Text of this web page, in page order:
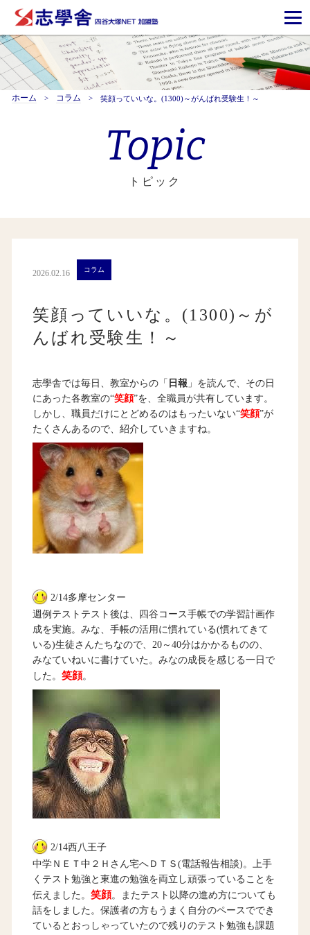
ホーム コラム 笑顔っていいな。(1300)～がんばれ受験生！～
Topic
トピック
2026.02.16 コラム
笑顔っていいな。(1300)～が
んばれ受験生！～
志學舎では毎日、教室からの「 日報 」を読んで、その日
にあった各教室の“笑顔”を、全職員が共有しています。
しかし、職員だけにとどめるのはもったいない“笑顔”が
たくさんあるので、紹介していきますね。
2/14多摩センター
週例テストテスト後は、四谷コース手帳での学習計画作
成を実施。みな、手帳の活用に慣れている(慣れてきて
いる)生徒さんたちなので、20～40分はかかるものの、
みなていねいに書けていた。みなの成長を感じる一日で
した。 笑顔。
2/14西八王子
中学ＮＥＴ中２Ｈさん宅へＤＴＳ(電話報告相談)。上手
くテスト勉強と東進の勉強を両立し頑張っていることを
伝えました。 笑顔。またテスト以降の進め方についても
話をしました。保護者の方もうまく自分のペースででき
ているとおっしゃっていたので残りのテスト勉強も課題